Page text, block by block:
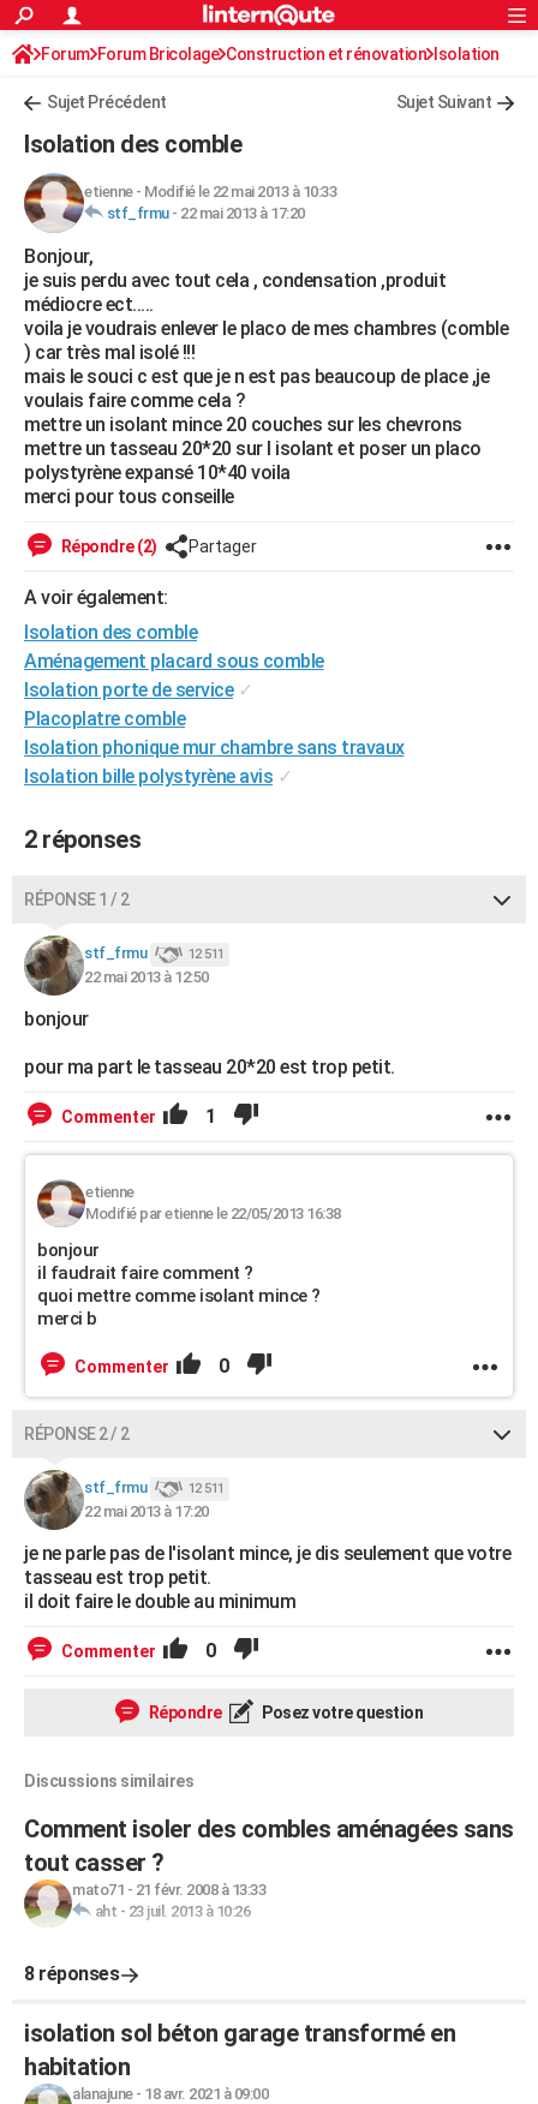
ACTUALITÉS
Politique
Société
Faits Divers
Education
Monde
Villes
+
FINANCE
Retraite
Impôts
Epargne
Immobilier
Risques naturels par ville
Banque
Assurance
Crédit
AUTO
Essais
Réserver un essai
Citadines
Berlines
SUV
Forum auto
+HIGH-TECH
Mobiles
Meilleur smartphone
Internet
Ordinateurs
Jeux vidéo
Guide high-tech
+BRICOLAGE
Forum
Aménagement intérieur
Extérieur
Cuisine
Salle de bains
Jardinage
Rangement
WEEK-END
Guides de France
Escapades
Patrimoine
Expositions
Musées
Week-end nature
LIFESTYLE
Art de vivre
Bien-être
Loisirs
Mode
Modes de vie
SANTE
Alimentation
Guide de la santé
Maladies
Médicaments
Sommeil
Destinations
City break
Voyage nature
Voyage de noces
Forum
Climat
BONS PLANS
CARTE DE VOEUX
Carte de Noël
Carte Bonne année
Carte Saint-Valentin
Carte Pâques
Carte d'anniversaire
DICTIONNAIRE
COPAINS D'AVANT
S'inscrire
Se connecter
Lycées
Collèges
Primaires
Universités
Entreprises
Service militaire
Avis de recherche
AVIS DE DÉCÈS
FORUM
Bricolage
Lifestyle
Culture
Sport
Auto
Television
Voyage
Cinema
Rechercher
S'inscrire
Connexion
Forum Forum Bricolage Construction et rénovation Isolation
Sujet Précédent Sujet Suivant
Isolation des comble
etienne- Modifié le 22 mai 2013 à 10:33
stf_frmu- 22 mai 2013 à 17:20
Bonjour,
je suis perdu avec tout cela , condensation ,produit
médiocre ect.....
voila je voudrais enlever le placo de mes chambres (comble
) car très mal isolé !!!
mais le souci c est que je n est pas beaucoup de place ,je
voulais faire comme cela ?
mettre un isolant mince 20 couches sur les chevrons
mettre un tasseau 20*20 sur l isolant et poser un placo
polystyrène expansé 10*40 voila
merci pour tous conseille
Répondre (2) Partager
A voir également:
Isolation des comble
Aménagement placard sous comble
Isolation porte de service ✓
Placoplatre comble
Isolation phonique mur chambre sans travaux
Isolation bille polystyrène avis ✓
2 réponses
RÉPONSE 1 / 2
stf_frmu 12 511
22 mai 2013 à 12:50
bonjour
pour ma part le tasseau 20*20 est trop petit.
Commenter 1
etienne
Modifié par etienne le 22/05/2013 16:38
bonjour
il faudrait faire comment ?
quoi mettre comme isolant mince ?
merci b
Commenter 0
RÉPONSE 2 / 2
stf_frmu 12 511
22 mai 2013 à 17:20
je ne parle pas de l'isolant mince, je dis seulement que votre
tasseau est trop petit.
il doit faire le double au minimum
Commenter 0
Répondre Posez votre question
Discussions similaires
Comment isoler des combles aménagées sans
tout casser ?
mato71 - 21 févr. 2008 à 13:33
aht - 23 juil. 2013 à 10:26
8 réponses
isolation sol béton garage transformé en
habitation
alanajune- 18 avr. 2021 à 09:00